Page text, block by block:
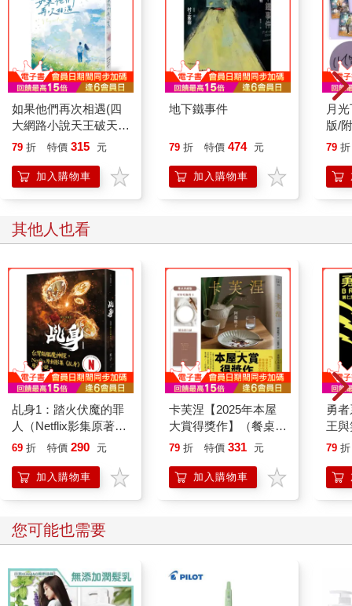
來。她六歲那年，已經在上學的哥哥模仿學校老師，跟她解釋了
韓文字的結構。她聽了哥哥的說明後，只感到茫然。初春午後，
她無法擺脫關於子音與母音的思緒，便蹲坐在庭院裡思考。
後來，她發現發「나（na）」時的「ㄴ（n）」和發「니（ni）」
時的「ㄴ（n）」發音有微妙的不同，接著她又察覺到「사
（sa）」和「시（si）」的「ㅅ（s）」也是發不同的聲音。她在
腦中排列出所有可能的雙母音組合，最後意識到只有依「ㅣ
（i）」「ㅡ（eu）」順序結合的雙母音不存在韓語中，因此這種
發音也沒辦法書寫出來。
那些瑣碎的發現帶給她多麼大的興奮與衝擊啊，以至於二十多年
後，當心理師問她最早的深刻記憶時，她想到的正是當初那陽光
灑落庭院的畫面：被陽光曬得溫溫熱熱的背部和後頸、用棍子在
份令人驚異的約定。
從上小學開始，她就邊上學邊在日記本頁面背後記錄單字。這些
單字既沒書寫的目的，也沒有上下文，只是一些讓她印象深刻的
字詞，其中她最喜歡的字是「숲（林）」。它的字型猶如一座古
塔，ㅍ是基座，ㅜ是塔身，ㅅ是塔尖。唸「ㅅ－ㅜ－ㅍ（s-oo-
p）」時，嘴唇會先輕縮起來，接著緩慢小心地洩出氣，她很喜歡
這種感覺。然後雙唇再次閉合，成為一個在沉默中完整的詞。寂
靜環繞著這個詞的發音、意義和型態，被這個字所吸引的她寫
下：숲、 숲。
然而她與母親記憶中的「聰明伶俐」不同，直至初中畢業，無論
在誰眼裡她一直都是個不起眼的孩子。她不惹事，成績表現也沒
有特別出眾。雖然有幾個朋友，放學後卻鮮少一起玩樂。她是那
不曾抱有憧憬。放學後，她會到學校附近的區立圖書館讀書，不
是讀參考書而是一般書籍，然後回家趴在棉被裡讀著借來的書到
頁面背後記錄的單詞自己蠕動著，組成陌生的文句。有如尖籤般
的言語不時刺進睡夢中，讓她在深夜驚醒好幾次。隨著睡眠日益
匱乏，她的神經愈發脆弱敏感，某種無法言喻的疼痛，時而像燒
紅的鐵塊般壓在胸口。
最痛苦的是，她開口吐出的每句話語，都清楚到令人毛骨悚然。
如果他們再次相遇(四
大網路小說天王破天荒
合體！)
79 折 特價 315 元
加入購物車
地下鐵事件
79 折 特價 474 元
加入購物車
月
版/
屬
79 折
其他人也看
乩身1：踏火伏魔的罪
人（Netflix影集原著小
說）
69 折 特價 290 元
加入購物車
卡芙涅【2025年本屋
大賞得獎作】（餐桌典
藏版書封＋首刷限定
79 折 特價 331 元
加入購物車
勇
王
版】
79 折
您可能也需要